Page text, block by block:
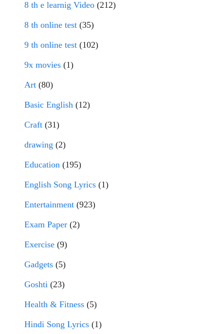
8 th e learnig Video (212)
8 th online test (35)
9 th online test (102)
9x movies (1)
Art (80)
Basic English (12)
Craft (31)
drawing (2)
Education (195)
English Song Lyrics (1)
Entertainment (923)
Exam Paper (2)
Exercise (9)
Gadgets (5)
Goshti (23)
Health & Fitness (5)
Hindi Song Lyrics (1)